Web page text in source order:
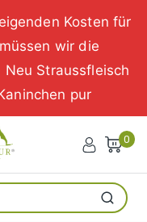
Kosten für
wir die
Straussfleisch
pur
0
Suchen